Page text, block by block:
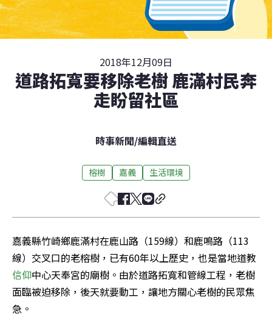
2018年12月09日
道路拓寬要移除老樹 鹿滿村民奔
走盼留社區
時事新聞/編輯直送
榕樹 嘉義 生活環境
嘉義縣竹崎鄉鹿滿村在鹿山路（159線）和鹿鳴路（113
線）交叉口的老榕樹，已有60年以上歷史，也是當地道教
信仰中心天奉宮的廟樹。由於道路拓寬和管線工程，老樹
面臨被迫移除，後天就要動工，讓地方關心老樹的民眾焦
急。